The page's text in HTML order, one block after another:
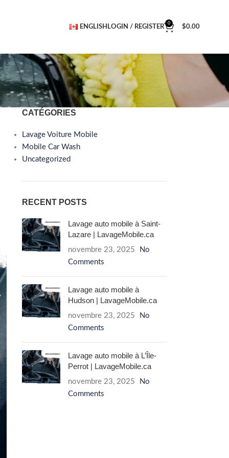
ENGLISH LOGIN / REGISTER
0
$0.00
CATÉGORIES
Lavage Voiture Mobile
Mobile Car Wash
Uncategorized
RECENT POSTS
Lavage auto mobile à Saint-
Lazare | LavageMobile.ca
novembre 23, 2025
No
Comments
Lavage auto mobile à
Hudson | LavageMobile.ca
novembre 23, 2025
No
Comments
Lavage auto mobile à L’Île-
Perrot | LavageMobile.ca
novembre 23, 2025
No
Comments